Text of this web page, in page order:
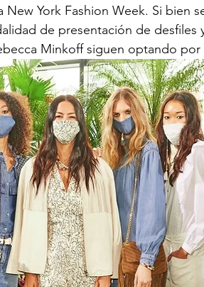
New York Fashion Week. Si bien
de presentación de desfiles
Minkoff siguen optando por